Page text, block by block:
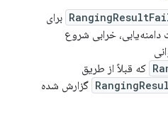
برای
خرابی شروع
که قبلاً از طریق
گزارش شده